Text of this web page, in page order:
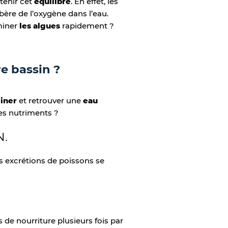
de l’oxygène dans l’eau.
les algues rapidement ?
bassin ?
et retrouver une eau
nutriments ?
excrétions de poissons se
de nourriture plusieurs fois par